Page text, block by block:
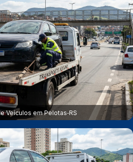
Veículos em Pelotas‑RS